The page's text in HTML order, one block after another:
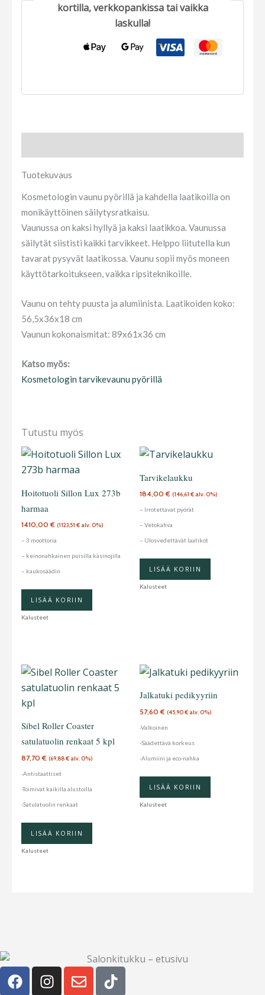
kortilla, verkkopankissa tai vaikka
laskulla!
Tuotekuvaus
Kosmetologin vaunu pyörillä ja kahdella laatikoilla on
monikäyttöinen säilytysratkaisu.
Vaunussa on kaksi hyllyä ja kaksi laatikkoa. Vaunussa
säilytät siististi kaikki tarvikkeet. Helppo liitutella kun
tavarat pysyvät laatikossa. Vaunu sopii myös moneen
käyttötarkoitukseen, vaikka ripsiteknikoille.
Vaunu on tehty puusta ja alumiinista. Laatikoiden koko:
56,5x36x18 cm
Vaunun kokonaismitat: 89x61x36 cm
Katso myös:
Kosmetologin tarvikevaunu pyörillä
Tutustu myös
Hoitotuoli Sillon Lux 273b
harmaa
1410,00€ (1123,51 € alv. 0%)
– 3 moottoria
– keinonahkainen puisilla käsinojilla
– kaukosäädin
LISÄÄ KORIIN
Kalusteet
Tarvikelaukku
184,00€ (146,61 € alv. 0%)
– Irrotettavat pyörät
– Vetokahva
– Ulosvedettävät laatikot
LISÄÄ KORIIN
Kalusteet
Sibel Roller Coaster
satulatuolin renkaat 5 kpl
87,70€ (69,88€ alv. 0%)
-Antistaattiset
-Toimivat kaikilla alustoilla
-Satulatuolin renkaat
LISÄÄ KORIIN
Kalusteet
Jalkatuki pedikyyriin
57,60€ (45,90€ alv. 0%)
-Valkoinen
-Säädettävä korkeus
-Alumiini ja eco-nahka
LISÄÄ KORIIN
Kalusteet
F
a
I
n
E
n
T
i